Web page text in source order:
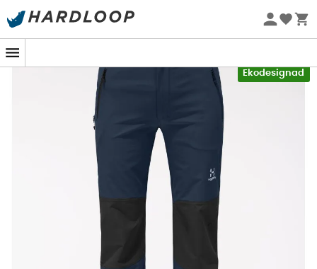
Sommarerbjudanden 🔥 -5 % EXTRA vid köp av 2 produkter*
Ekodesignad